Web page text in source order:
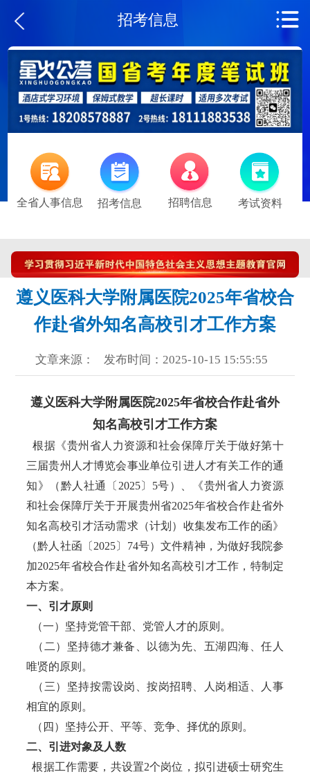
招考信息
全省人事信息 招考信息 招聘信息 考试资料
遵义医科大学附属医院2025年省校合
作赴省外知名高校引才工作方案
文章来源： 发布时间：2025-10-15 15:55:55
遵义医科大学附属医院2025年省校合作赴省外
知名高校引才工作方案
根据《贵州省人力资源和社会保障厅关于做好第十
三届贵州人才博览会事业单位引进人才有关工作的通
知》（黔人社通〔2025〕5号）、《贵州省人力资源
和社会保障厅关于开展贵州省2025年省校合作赴省外
知名高校引才活动需求（计划）收集发布工作的函》
（黔人社函〔2025〕74号）文件精神，为做好我院参
加2025年省校合作赴省外知名高校引才工作，特制定
本方案。
一、引才原则
（一）坚持党管干部、党管人才的原则。
（二）坚持德才兼备、以德为先、五湖四海、任人
唯贤的原则。
（三）坚持按需设岗、按岗招聘、人岗相适、人事
相宜的原则。
（四）坚持公开、平等、竞争、择优的原则。
二、引进对象及人数
根据工作需要，共设置2个岗位，拟引进硕士研究生